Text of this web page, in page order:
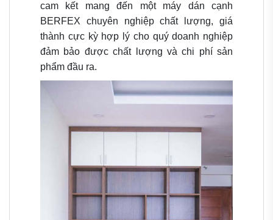
cam kết mang đến một máy dán cạnh
BERFEX chuyên nghiệp chất lượng, giá
thành cực kỳ hợp lý cho quý doanh nghiệp
đảm bảo được chất lượng và chi phí sản
phẩm đầu ra.